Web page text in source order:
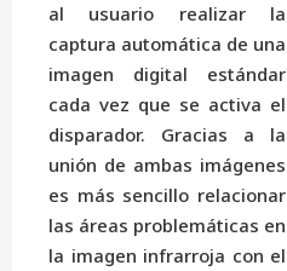
al usuario realizar la
captura automática de una
imagen digital estándar
cada vez que se activa el
disparador. Gracias a la
unión de ambas imágenes
es más sencillo relacionar
las áreas problemáticas en
la imagen infrarroja con el